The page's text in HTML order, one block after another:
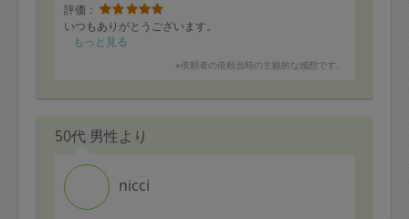
評価：
いつもありがとうございます。
もっと見る
※依頼者の依頼当時の主観的な感想です。
50代 男性より
nicci